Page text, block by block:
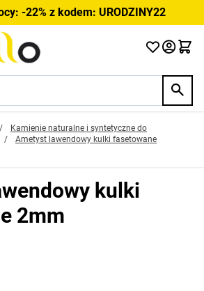
-22% z kodem: URODZINY22
/
Kamienie naturalne i syntetyczne do
/
Ametyst lawendowy kulki fasetowane
kulki
2mm